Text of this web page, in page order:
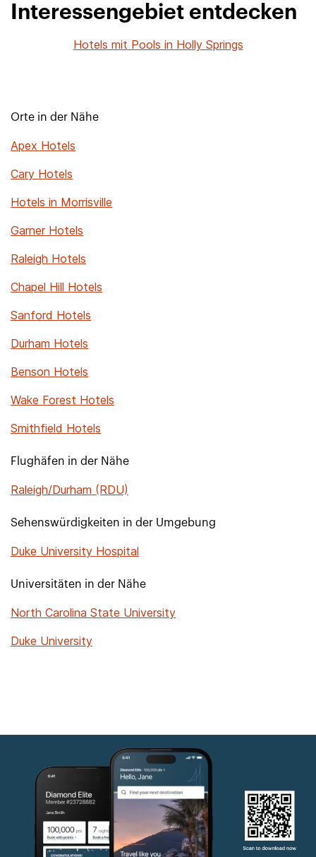
Interessengebiet entdecken
Hotels mit Pools in Holly Springs
Orte in der Nähe
Apex Hotels
Cary Hotels
Hotels in Morrisville
Garner Hotels
Raleigh Hotels
Chapel Hill Hotels
Sanford Hotels
Durham Hotels
Benson Hotels
Wake Forest Hotels
Smithfield Hotels
Flughäfen in der Nähe
Raleigh/Durham (RDU)
Sehenswürdigkeiten in der Umgebung
Duke University Hospital
Universitäten in der Nähe
North Carolina State University
Duke University